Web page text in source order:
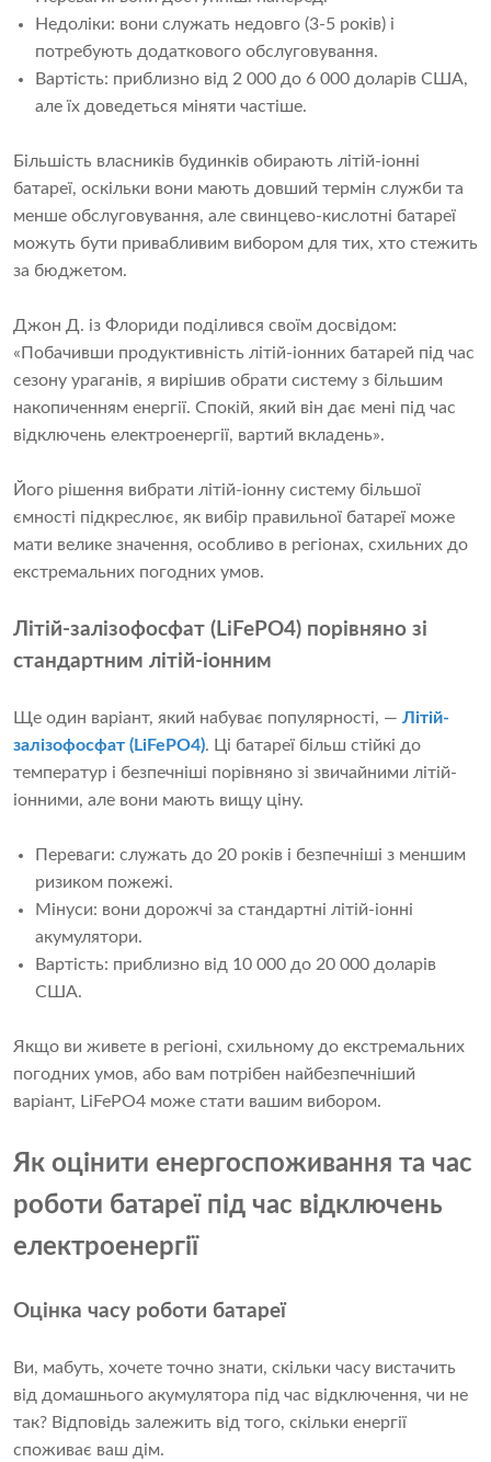
Недоліки: вони служать недовго (3-5 років) і
потребують додаткового обслуговування.
Вартість: приблизно від 2 000 до 6 000 доларів США,
але їх доведеться міняти частіше.
Більшість власників будинків обирають літій-іонні
батареї, оскільки вони мають довший термін служби та
менше обслуговування, але свинцево-кислотні батареї
можуть бути привабливим вибором для тих, хто стежить
за бюджетом.
Джон Д. із Флориди поділився своїм досвідом:
«Побачивши продуктивність літій-іонних батарей під час
сезону ураганів, я вирішив обрати систему з більшим
накопиченням енергії. Спокій, який він дає мені під час
відключень електроенергії, вартий вкладень».
Його рішення вибрати літій-іонну систему більшої
ємності підкреслює, як вибір правильної батареї може
мати велике значення, особливо в регіонах, схильних до
екстремальних погодних умов.
Літій-залізофосфат (LiFePO4) порівняно зі
стандартним літій-іонним
Ще один варіант, який набуває популярності, — Літій-
залізофосфат (LiFePO4). Ці батареї більш стійкі до
температур і безпечніші порівняно зі звичайними літій-
іонними, але вони мають вищу ціну.
Переваги: ​​служать до 20 років і безпечніші з меншим
ризиком пожежі.
Мінуси: вони дорожчі за стандартні літій-іонні
акумулятори.
Вартість: приблизно від 10 000 до 20 000 доларів
США.
Якщо ви живете в регіоні, схильному до екстремальних
погодних умов, або вам потрібен найбезпечніший
варіант, LiFePO4 може стати вашим вибором.
Як оцінити енергоспоживання та час
роботи батареї під час відключень
електроенергії
Оцінка часу роботи батареї
Ви, мабуть, хочете точно знати, скільки часу вистачить
від домашнього акумулятора під час відключення, чи не
так? Відповідь залежить від того, скільки енергії
споживає ваш дім.